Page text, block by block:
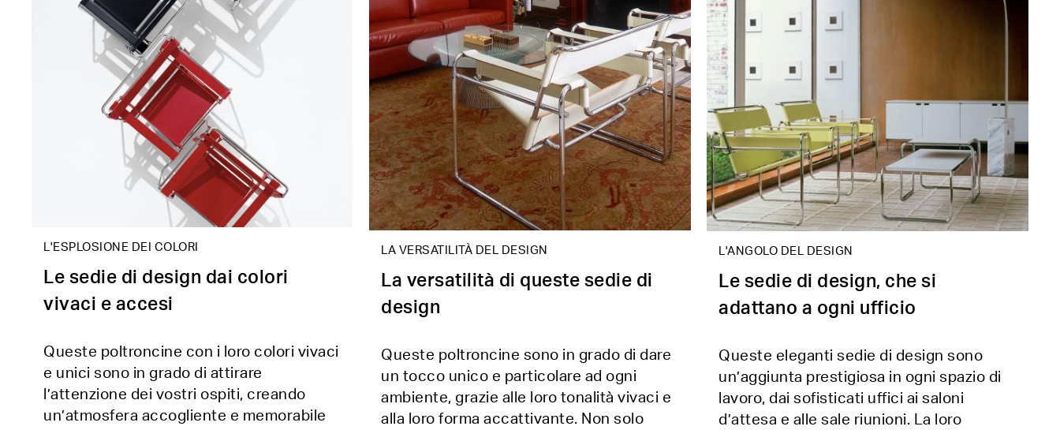
L'ESPLOSIONE DEI COLORI
Le sedie di design dai colori
vivaci e accesi
Queste poltroncine con i loro colori vivaci
e unici sono in grado di attirare
l’attenzione dei vostri ospiti, creando
un’atmosfera accogliente e memorabile
LA VERSATILITÀ DEL DESIGN
La versatilità di queste sedie di
design
Queste poltroncine sono in grado di dare
un tocco unico e particolare ad ogni
ambiente, grazie alle loro tonalità vivaci e
alla loro forma accattivante. Non solo
L'ANGOLO DEL DESIGN
Le sedie di design, che si
adattano a ogni ufficio
Queste eleganti sedie di design sono
un’aggiunta prestigiosa in ogni spazio di
lavoro, dai sofisticati uffici ai saloni
d’attesa e alle sale riunioni. La loro